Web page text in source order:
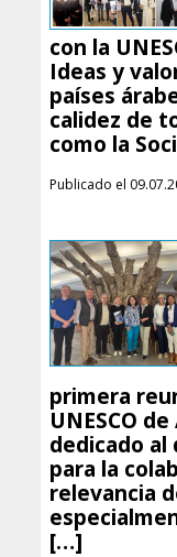
con la
Ideas y
países
calidez de
como la
Publicado el
primera
UNESCO
dedicado al
para la
relevancia
[…]